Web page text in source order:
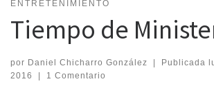
ENTRETENIMIENTO
Tiempo de
por Daniel Chicharro González | Publicada
2016
| 1 Comentario